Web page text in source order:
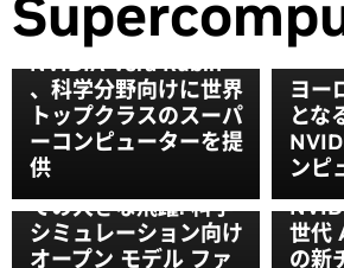
NVIDIA Vera Rubin
、科学分野向けに世界
トップクラスのスーパ
ーコンピューターを提
供
ヨー
とな
ンピ
AI フィジックスにとっ
ての大きな飛躍: 科学
シミュレーション向け
オープン モデル ファ
世代
の新